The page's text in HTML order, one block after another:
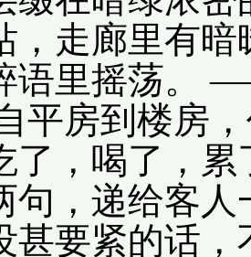
，走廊里有
语里摇荡。
平房到楼房
了，喝了，
句，递给客
甚要紧的话